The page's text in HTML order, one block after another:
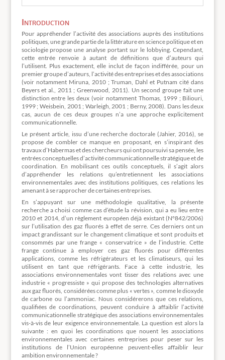
Introduction
Pour appréhender l’activité des associations auprès des institutions
politiques, une grande partie de la littérature en science politique et en
sociologie propose une analyse portant sur le lobbying. Cependant,
cette entrée renvoie à autant de définitions que d’auteurs qui
l’utilisent. Plus exactement, elle inclut de façon indifférée, pour un
premier groupe d’auteurs, l’activité des entreprises et des associations
(voir notamment Miruna, 2010 ; Truman, Dahl et Putnam cité dans
Beyers et al., 2011 ; Greenwood, 2011). Un second groupe fait une
distinction entre les deux (voir notamment Thomas, 1999 ; Biliouri,
1999 ; Weisbein, 2001 ; Warleigh, 2001 ; Berny, 2008). Dans les deux
cas, aucun de ces deux groupes n’a une approche explicitement
communicationnelle.
Le présent article, issu d’une recherche doctorale (Jahier, 2016), se
propose de combler ce manque en proposant, en s’inspirant des
travaux d’Habermas et des chercheurs qui ont poursuivi sa pensée, les
entrées conceptuelles d’activité communicationnelle stratégique et de
coordination. En mobilisant ces outils conceptuels, il s’agit alors
d’appréhender les relations qu’entretiennent les associations
environnementales avec des institutions politiques, ces relations les
amenant à se rapprocher de certaines entreprises.
En s’appuyant sur une méthodologie qualitative, la présente
recherche a choisi comme cas d’étude la révision, qui a eu lieu entre
2010 et 2014, d’un règlement européen déjà existant (N°842/2006)
sur l’utilisation des gaz fluorés à effet de serre. Ces derniers ont un
impact grandissant sur le changement climatique et sont produits et
consommés par une frange « conservatrice » de l’industrie. Cette
frange continue à employer ces gaz fluorés pour différentes
applications, comme les réfrigérateurs et les climatiseurs, qui les
utilisent en tant que réfrigérants. Face à cette industrie, les
associations environnementales vont tisser des relations avec une
industrie « progressiste » qui propose des technologies alternatives
aux gaz fluorés, considérées comme plus « vertes », comme le dioxyde
de carbone ou l’ammoniac. Nous considérerons que ces relations,
qualifiées de coordinations, peuvent conduire à affaiblir l’activité
communicationnelle stratégique des associations environnementales
vis-à-vis de leur exigence environnementale. La question est alors la
suivante : en quoi les coordinations que nouent les associations
environnementales avec certaines entreprises pour peser sur les
institutions de l’Union européenne peuvent-elles affaiblir leur
ambition environnementale ?